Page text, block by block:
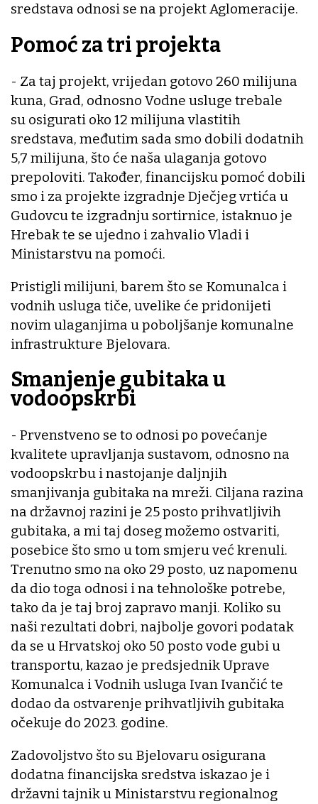
sredstava odnosi se na projekt Aglomeracije.
Pomoć za tri projekta
- Za taj projekt, vrijedan gotovo 260 milijuna
kuna, Grad, odnosno Vodne usluge trebale
su osigurati oko 12 milijuna vlastitih
sredstava, međutim sada smo dobili dodatnih
5,7 milijuna, što će naša ulaganja gotovo
prepoloviti. Također, financijsku pomoć dobili
smo i za projekte izgradnje Dječjeg vrtića u
Gudovcu te izgradnju sortirnice, istaknuo je
Hrebak te se ujedno i zahvalio Vladi i
Ministarstvu na pomoći.
Pristigli milijuni, barem što se Komunalca i
vodnih usluga tiče, uvelike će pridonijeti
novim ulaganjima u poboljšanje komunalne
infrastrukture Bjelovara.
Smanjenje gubitaka u
vodoopskrbi
- Prvenstveno se to odnosi po povećanje
kvalitete upravljanja sustavom, odnosno na
vodoopskrbu i nastojanje daljnjih
smanjivanja gubitaka na mreži. Ciljana razina
na državnoj razini je 25 posto prihvatljivih
gubitaka, a mi taj doseg možemo ostvariti,
posebice što smo u tom smjeru već krenuli.
Trenutno smo na oko 29 posto, uz napomenu
da dio toga odnosi i na tehnološke potrebe,
tako da je taj broj zapravo manji. Koliko su
naši rezultati dobri, najbolje govori podatak
da se u Hrvatskoj oko 50 posto vode gubi u
transportu, kazao je predsjednik Uprave
Komunalca i Vodnih usluga Ivan Ivančić te
dodao da ostvarenje prihvatljivih gubitaka
očekuje do 2023. godine.
Zadovoljstvo što su Bjelovaru osigurana
dodatna financijska sredstva iskazao je i
državni tajnik u Ministarstvu regionalnog